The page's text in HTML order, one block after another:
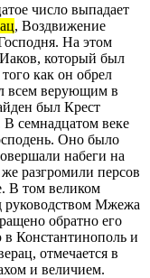
число выпадает
, Воздвижение
На этом
который был
как он обрел
всем верующим в
был Крест
семнадцатом веке
Оно было
набеги на
разгромили персов
В том великом
руководством Мжежа
обратно его
Константинополь и
отмечается в
и величием.